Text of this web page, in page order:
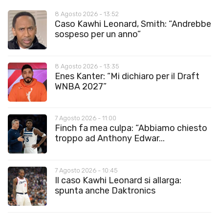
8 Agosto 2026 - 13:52
Caso Kawhi Leonard, Smith: “Andrebbe
sospeso per un anno”
8 Agosto 2026 - 13:35
Enes Kanter: “Mi dichiaro per il Draft
WNBA 2027”
7 Agosto 2026 - 11:00
Finch fa mea culpa: “Abbiamo chiesto
troppo ad Anthony Edwar...
7 Agosto 2026 - 10:45
Il caso Kawhi Leonard si allarga:
spunta anche Daktronics